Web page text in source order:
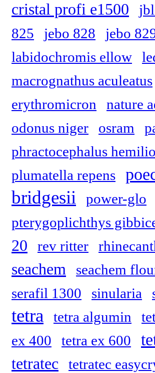
cristal profi e1500
825
jebo 828 jebo
labidochromis ellow
macrognathus aculeatus
erythromicron
nature
odonus niger
osram
phractocephalus
plumatella repens
bridgesii power-glo
pterygoplichthys
20
rev ritter
seachem seachem
serafil 1300
sinularia
tetra tetra algumin
ex 400
tetra ex 600
tetratec
tetratec